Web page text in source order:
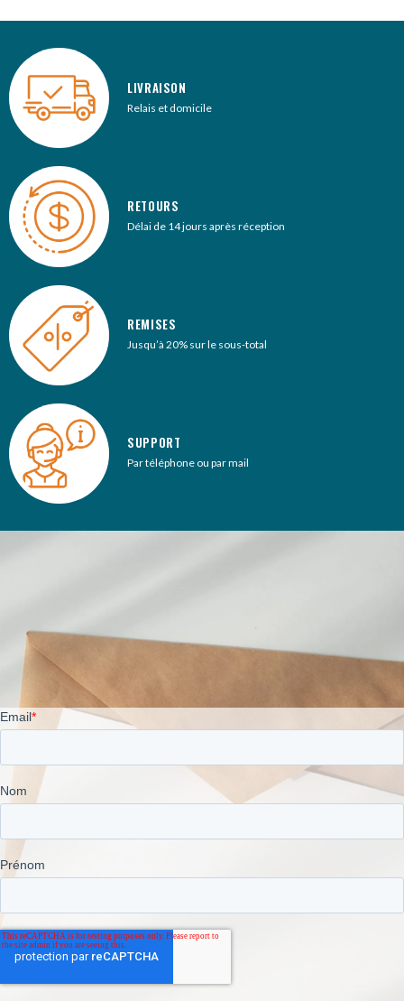
e
LIVRAISON
Relais et domicile
RETOURS
Délai de 14 jours après réception
REMISES
Jusqu’à 20% sur le sous-total
SUPPORT
Par téléphone ou par mail